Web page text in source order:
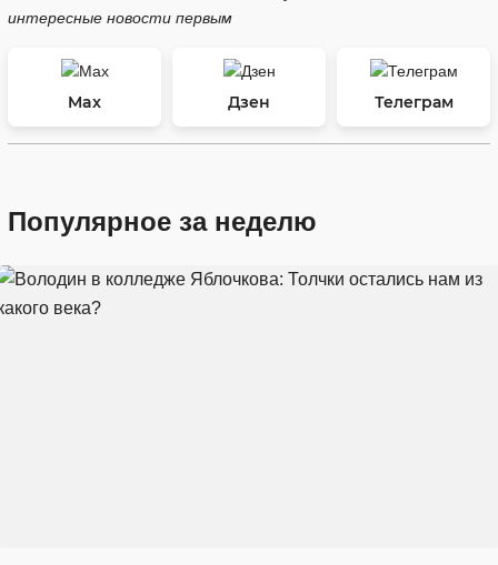
интересные новости первым
Max Дзен Телеграм
Популярное за неделю